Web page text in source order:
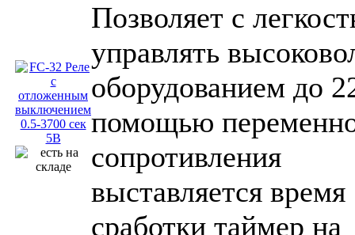
Позволяет с
управлять
оборудованием до
помощью
сопротивления
выставляется время
сработки таймер на